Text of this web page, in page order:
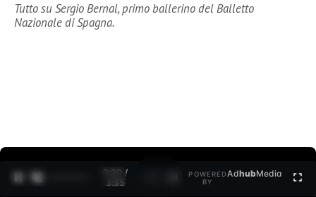
Tutto su Sergio Bernal, primo ballerino del Balletto
Nazionale di Spagna.
0:21 /
3:35
POWERED
BY
AdhubMedia